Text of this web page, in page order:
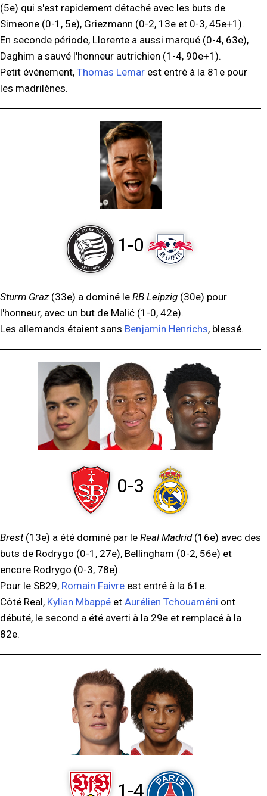
(5e) qui s'est rapidement détaché avec les buts de
Simeone (0-1, 5e), Griezmann (0-2, 13e et 0-3, 45e+1).
En seconde période, Llorente a aussi marqué (0-4, 63e),
Daghim a sauvé l'honneur autrichien (1-4, 90e+1).
Petit événement, Thomas Lemar est entré à la 81e pour
les madrilènes.
1-0
Sturm Graz (33e) a dominé le RB Leipzig (30e) pour
l'honneur, avec un but de Malić (1-0, 42e).
Les allemands étaient sans Benjamin Henrichs, blessé.
0-3
Brest(13e) a été dominé par le Real Madrid(16e) avec des
buts de Rodrygo (0-1, 27e), Bellingham (0-2, 56e) et
encore Rodrygo (0-3, 78e).
Pour le SB29, Romain Faivre est entré à la 61e.
Côté Real, Kylian Mbappé et Aurélien Tchouaméni ont
débuté, le second a été averti à la 29e et remplacé à la
82e.
1-4